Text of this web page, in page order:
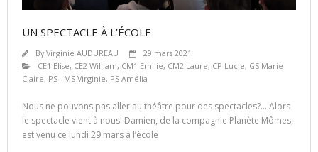
UN SPECTACLE À L’ÉCOLE
ByVirginie AUDUREAU
29 mars 2021
CE1 Elise, CE2 William, CM1 Emilie, CM2 Laure, CP Lucie, GS Marie
Claire, PS - MS Virginie, PS Amélia
Nous ne pouvons pas aller au théâtre pour des spectacles?… Alors
le spectacle vient à nous! Damien, de la compagnie Planète Mômes,
est venu ce lundi 29 mars à l’école